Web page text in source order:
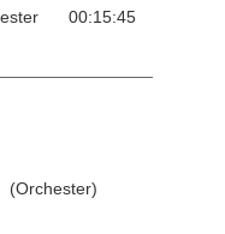
00:15:45
(Orchester)